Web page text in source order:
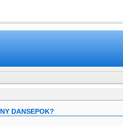
DANSEPOK?